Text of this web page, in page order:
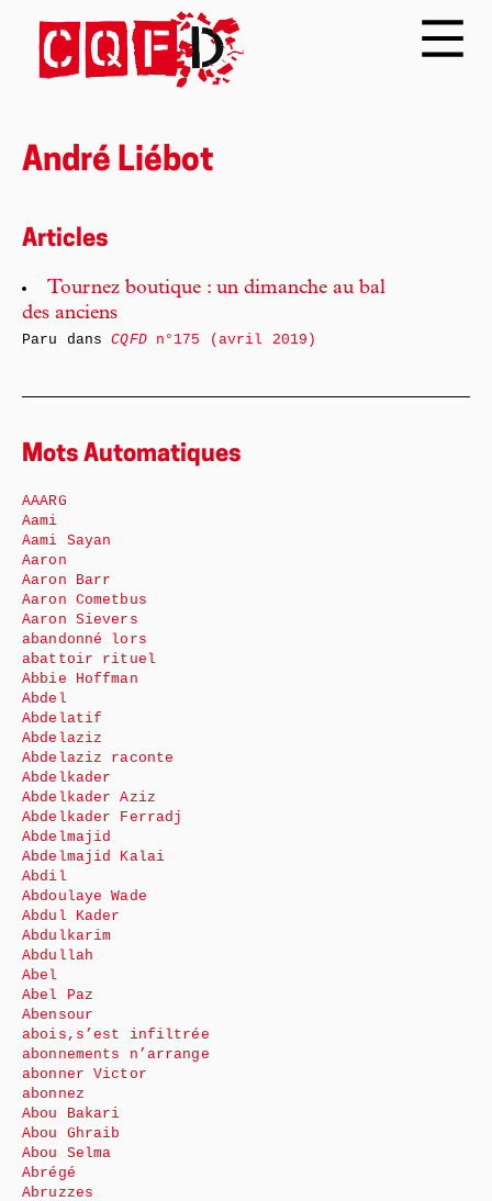
André Liébot
Articles
Tournez boutique : un dimanche au bal
des anciens
Paru dansCQFDn°175 (avril 2019)
Mots Automatiques
AAARG
Aami
Aami Sayan
Aaron
Aaron Barr
Aaron Cometbus
Aaron Sievers
abandonné lors
abattoir rituel
Abbie Hoffman
Abdel
Abdelatif
Abdelaziz
Abdelaziz raconte
Abdelkader
Abdelkader Aziz
Abdelkader Ferradj
Abdelmajid
Abdelmajid Kalai
Abdil
Abdoulaye Wade
Abdul Kader
Abdulkarim
Abdullah
Abel
Abel Paz
Abensour
abois,s’est infiltrée
abonnements n’arrange
abonner Victor
abonnez
Abou Bakari
Abou Ghraib
Abou Selma
Abrégé
Abruzzes